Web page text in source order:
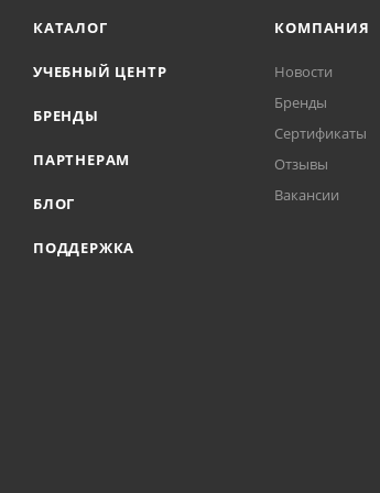
КАТАЛОГ
УЧЕБНЫЙ ЦЕНТР
БРЕНДЫ
ПАРТНЕРАМ
БЛОГ
ПОДДЕРЖКА
КОМПАНИЯ
Новости
Бренды
Сертификаты
Отзывы
Вакансии